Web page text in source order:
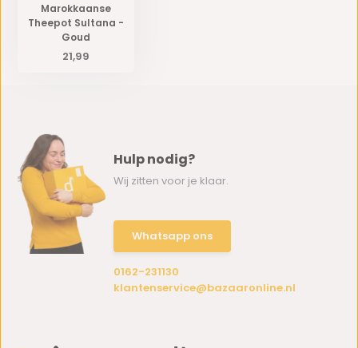
Marokkaanse
Theepot Sultana -
Goud
21,99
Hulp nodig?
Wij zitten voor je klaar.
Whatsapp ons
0162-231130
klantenservice@bazaaronline.nl